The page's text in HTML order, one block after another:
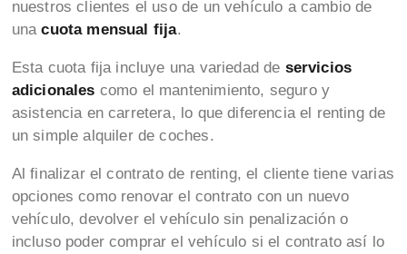
nuestros clientes el uso de un vehículo a cambio de
unacuota mensual fija.
Esta cuota fija incluye una variedad de servicios
adicionales como el mantenimiento, seguro y
asistencia en carretera, lo que diferencia el renting de
un simple alquiler de coches.
Al finalizar el contrato de renting, el cliente tiene varias
opciones como renovar el contrato con un nuevo
vehículo, devolver el vehículo sin penalización o
incluso poder comprar el vehículo si el contrato así lo